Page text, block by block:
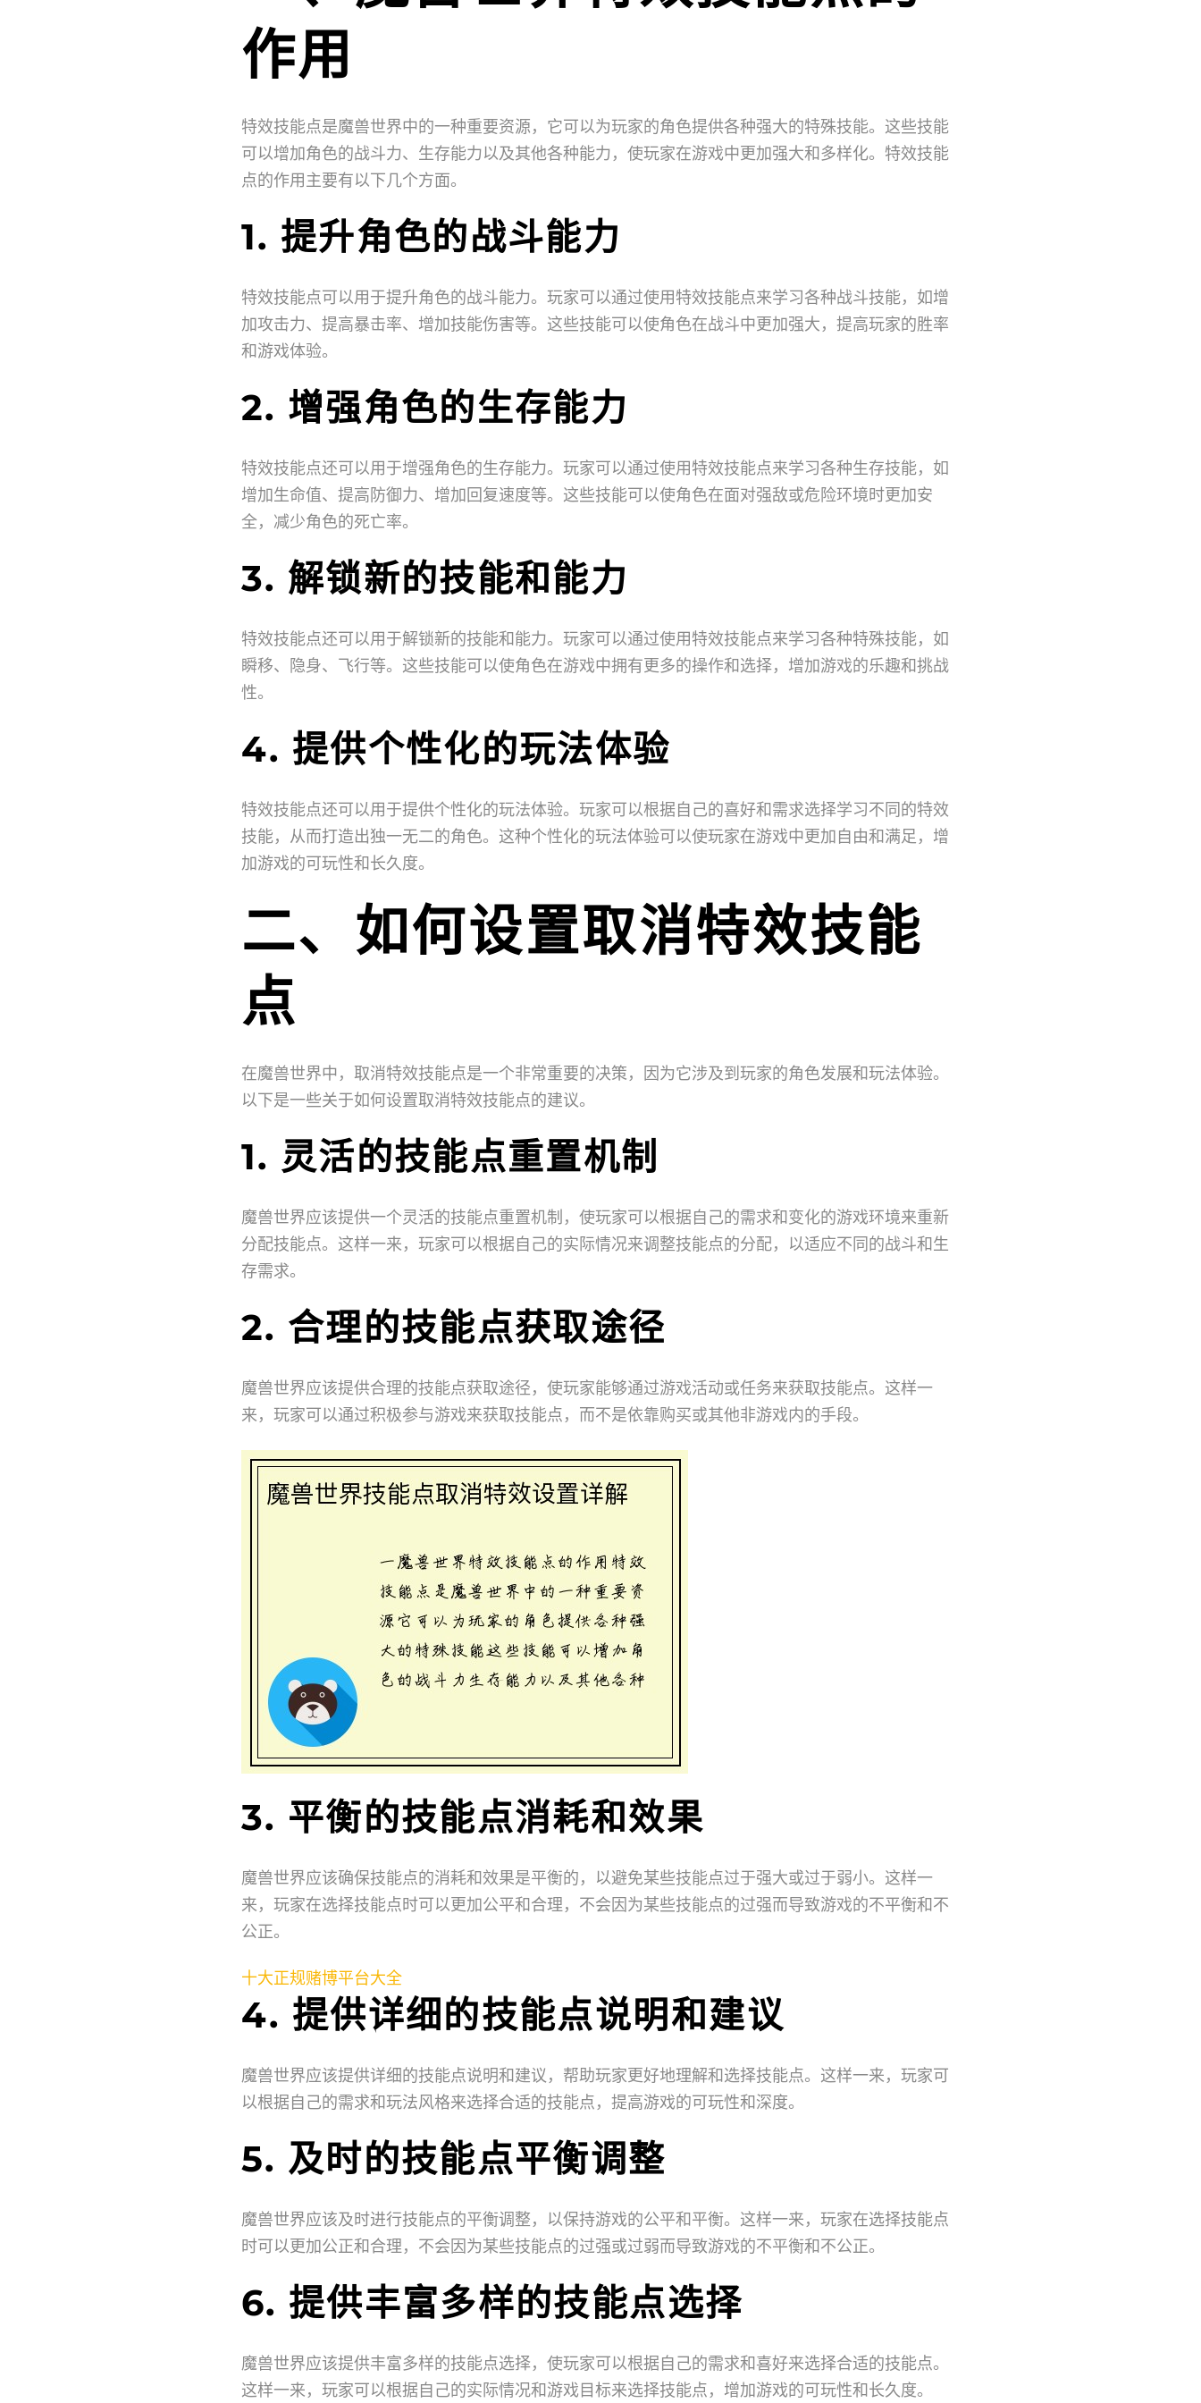
作用
特效技能点是魔兽世界中的一种重要资源，它可以为玩家的角色提供各种强大的特殊技能。这些技能
可以增加角色的战斗力、生存能力以及其他各种能力，使玩家在游戏中更加强大和多样化。特效技能
点的作用主要有以下几个方面。
1. 提升角色的战斗能力
特效技能点可以用于提升角色的战斗能力。玩家可以通过使用特效技能点来学习各种战斗技能，如增
加攻击力、提高暴击率、增加技能伤害等。这些技能可以使角色在战斗中更加强大，提高玩家的胜率
和游戏体验。
2. 增强角色的生存能力
特效技能点还可以用于增强角色的生存能力。玩家可以通过使用特效技能点来学习各种生存技能，如
增加生命值、提高防御力、增加回复速度等。这些技能可以使角色在面对强敌或危险环境时更加安
全，减少角色的死亡率。
3. 解锁新的技能和能力
特效技能点还可以用于解锁新的技能和能力。玩家可以通过使用特效技能点来学习各种特殊技能，如
瞬移、隐身、飞行等。这些技能可以使角色在游戏中拥有更多的操作和选择，增加游戏的乐趣和挑战
性。
4. 提供个性化的玩法体验
特效技能点还可以用于提供个性化的玩法体验。玩家可以根据自己的喜好和需求选择学习不同的特效
技能，从而打造出独一无二的角色。这种个性化的玩法体验可以使玩家在游戏中更加自由和满足，增
加游戏的可玩性和长久度。
二、如何设置取消特效技能
点
在魔兽世界中，取消特效技能点是一个非常重要的决策，因为它涉及到玩家的角色发展和玩法体验。
以下是一些关于如何设置取消特效技能点的建议。
1. 灵活的技能点重置机制
魔兽世界应该提供一个灵活的技能点重置机制，使玩家可以根据自己的需求和变化的游戏环境来重新
分配技能点。这样一来，玩家可以根据自己的实际情况来调整技能点的分配，以适应不同的战斗和生
存需求。
2. 合理的技能点获取途径
魔兽世界应该提供合理的技能点获取途径，使玩家能够通过游戏活动或任务来获取技能点。这样一
来，玩家可以通过积极参与游戏来获取技能点，而不是依靠购买或其他非游戏内的手段。
3. 平衡的技能点消耗和效果
魔兽世界应该确保技能点的消耗和效果是平衡的，以避免某些技能点过于强大或过于弱小。这样一
来，玩家在选择技能点时可以更加公平和合理，不会因为某些技能点的过强而导致游戏的不平衡和不
公正。
十大正规赌博平台大全
4. 提供详细的技能点说明和建议
魔兽世界应该提供详细的技能点说明和建议，帮助玩家更好地理解和选择技能点。这样一来，玩家可
以根据自己的需求和玩法风格来选择合适的技能点，提高游戏的可玩性和深度。
5. 及时的技能点平衡调整
魔兽世界应该及时进行技能点的平衡调整，以保持游戏的公平和平衡。这样一来，玩家在选择技能点
时可以更加公正和合理，不会因为某些技能点的过强或过弱而导致游戏的不平衡和不公正。
6. 提供丰富多样的技能点选择
魔兽世界应该提供丰富多样的技能点选择，使玩家可以根据自己的需求和喜好来选择合适的技能点。
这样一来，玩家可以根据自己的实际情况和游戏目标来选择技能点，增加游戏的可玩性和长久度。